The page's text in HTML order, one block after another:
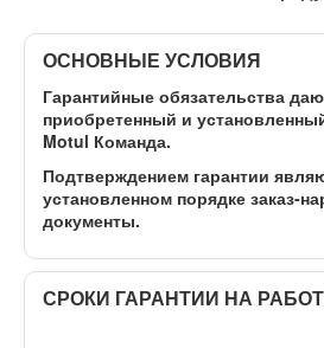
ОСНОВНЫЕ УСЛОВИЯ
Гарантийные обязательства
приобретенный и
Motul Команда.
Подтверждением гарантии
установленном порядке заказ-
документы.
СРОКИ ГАРАНТИИ НА